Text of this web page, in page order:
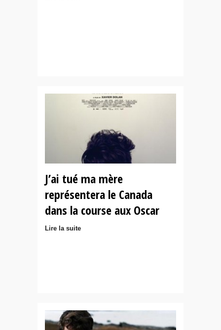
J’ai tué ma mère
représentera le Canada
dans la course aux Oscar
Lire la suite